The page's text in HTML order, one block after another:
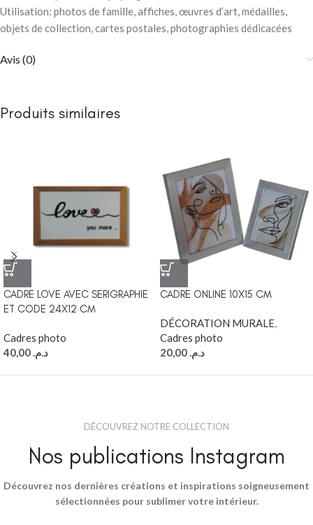
Utilisation: photos de famille, affiches, œuvres d’art, médailles,
objets de collection, cartes postales, photographies dédicacées
Avis (0)
Produits similaires
CADRE LOVE AVEC SERIGRAPHIE
ET CODE 24X12 CM
Cadres photo
د.م.
CADRE ONLINE 10X15 CM
DÉCORATION MURALE,
Cadres photo
د.م.
DÉCOUVREZ NOTRE COLLECTION
Nos publications Instagram
Découvrez nos dernières créations et inspirations soigneusement
sélectionnées pour sublimer votre intérieur.